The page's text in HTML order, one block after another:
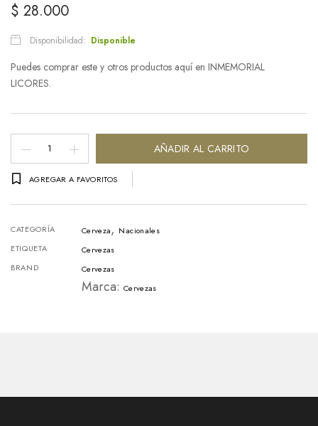
$ 28.000
Disponibilidad: Disponible
Puedes comprar este y otros productos aquí en INMEMORIAL
LICORES.
Cerveza
Club
Colombia
Dorada
Six
Pack
-
AÑADIR AL CARRITO
AGREGAR A FAVORITOS
CATEGORÍA Cerveza, Nacionales
ETIQUETA
Cervezas
BRAND
Cervezas
Marca: Cervezas